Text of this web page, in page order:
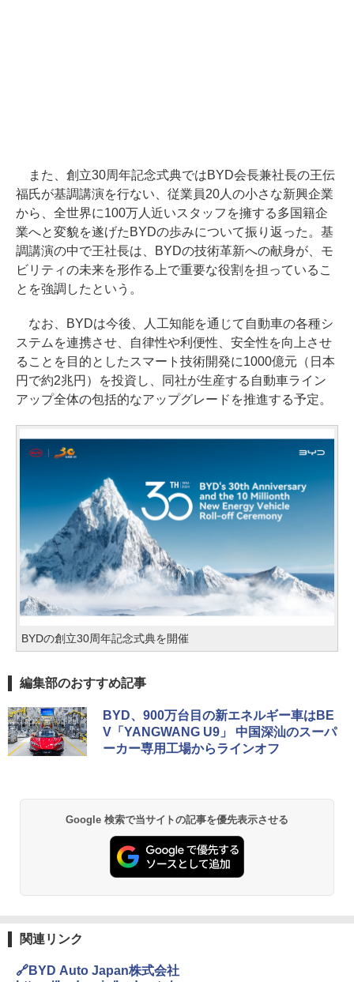
また、創立30周年記念式典ではBYD会長兼社長の王伝
福氏が基調講演を行ない、従業員20人の小さな新興企業
から、全世界に100万人近いスタッフを擁する多国籍企
業へと変貌を遂げたBYDの歩みについて振り返った。基
調講演の中で王社長は、BYDの技術革新への献身が、モ
ビリティの未来を形作る上で重要な役割を担っているこ
とを強調したという。
なお、BYDは今後、人工知能を通じて自動車の各種シ
ステムを連携させ、自律性や利便性、安全性を向上させ
ることを目的としたスマート技術開発に1000億元（日本
円で約2兆円）を投資し、同社が生産する自動車ライン
アップ全体の包括的なアップグレードを推進する予定。
BYDの創立30周年記念式典を開催
編集部のおすすめ記事
BYD、900万台目の新エネルギー車はBE
V「YANGWANG U9」 中国深汕のスーパ
ーカー専用工場からラインオフ
Google 検索で当サイトの記事を優先表示させる
関連リンク
🔗BYD Auto Japan株式会社